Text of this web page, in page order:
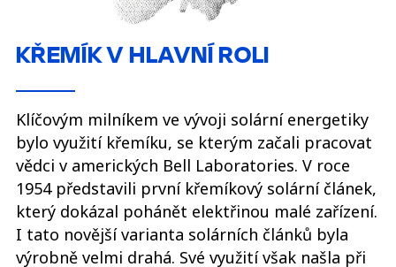
KŘEMÍK V HLAVNÍ ROLI
Klíčovým milníkem ve vývoji solární energetiky
bylo využití křemíku, se kterým začali pracovat
vědci v amerických Bell Laboratories. V roce
1954 představili první křemíkový solární článek,
který dokázal pohánět elektřinou malé zařízení.
I tato novější varianta solárních článků byla
výrobně velmi drahá. Své využití však našla při